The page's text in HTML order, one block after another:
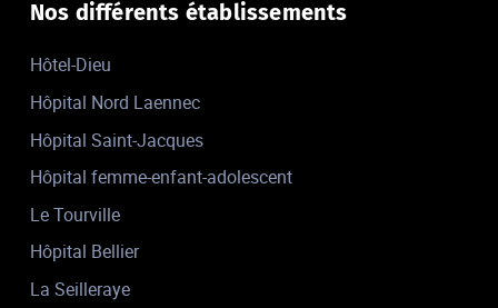
Nos différents établissements
Hôtel-Dieu
Hôpital Nord Laennec
Hôpital Saint-Jacques
Hôpital femme-enfant-adolescent
Le Tourville
Hôpital Bellier
La Seilleraye